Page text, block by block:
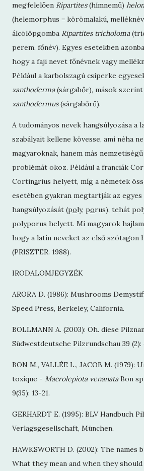
megfelelően Ripartites(hímnemű)
(helemorphus = körömalakú,
álcölöpgomba Ripartites tricholoma
perem, főnév). Egyes esetekben
hogy a faji nevet főnévnek vagy
Például a karbolszagú csiperke
xanthoderma(sárgabőr), mások
xanthodermus(sárgabőrű).
A tudományos nevek hangsúlyozása a
szabályait kellene kövesse, ami néha
magyaroknak, hanem más
problémát okoz. Például a franciák
Cortinarius helyett, míg a németek
esetében gyakran megtartják az
hangsúlyozását (poly, porus), tehát
polyporus helyett. Mi magyarok
hogy a latin neveket az első szótagon
(PRISZTER. 1988).
IRODALOMJEGYZÉK
ARORA D. (1986): Mushrooms
Speed Press, Berkeley, California.
BOLLMANN A. (2003): Oh. diese
Südwestdeutsche Pilzrundschau 39 (2):
BON M., VALLÉE L., JACOB M. (1979):
toxique - Macrolepiota venanataBon
9(35): 13-21.
GERHARDT E. (1995): BLV Handbuch
Verlagsgesellschaft, München.
HAWKSWORTH D. (2002): The names
What they mean and when they should